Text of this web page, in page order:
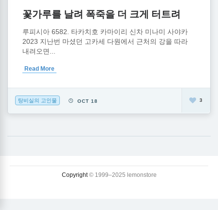
꽃가루를 날려 폭죽을 더 크게 터트려
루피시아 6582. 타카치호 카마이리 신차 미나미 사야카
2023 지난번 마셨던 고카세 다원에서 근처의 강을 따라
내려오면...
Read More
탕비실의 고인물 OCT 18 3
Copyright© 1999–2025 lemonstore